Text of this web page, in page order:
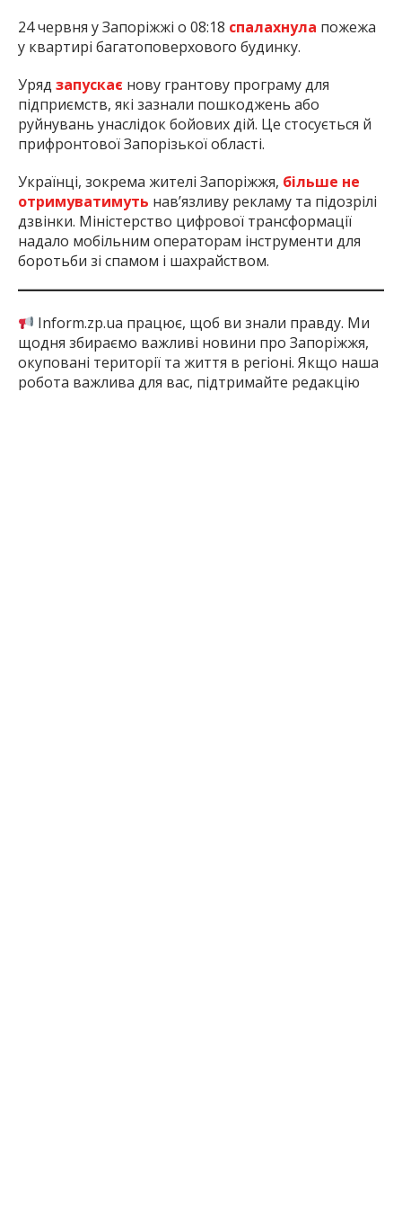
24 червня у Запоріжжі о 08:18 спалахнула пожежа
у квартирі багатоповерхового будинку.
Уряд запускає нову грантову програму для
підприємств, які зазнали пошкоджень або
руйнувань унаслідок бойових дій. Це стосується й
прифронтової Запорізької області.
Українці, зокрема жителі Запоріжжя, більше не
отримуватимуть нав’язливу рекламу та підозрілі
дзвінки. Міністерство цифрової трансформації
надало мобільним операторам інструменти для
боротьби зі спамом і шахрайством.
Inform.zp.ua працює, щоб ви знали правду. Ми
щодня збираємо важливі новини про Запоріжжя,
окуповані території та життя в регіоні. Якщо наша
робота важлива для вас, підтримайте редакцію